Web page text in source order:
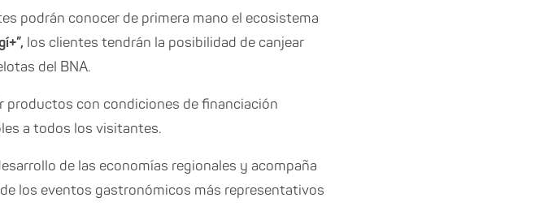
podrán conocer de primera mano el ecosistema
los clientes tendrán la posibilidad de canjear
del BNA.
productos con condiciones de financiación
a todos los visitantes.
de las economías regionales y acompaña
los eventos gastronómicos más representativos